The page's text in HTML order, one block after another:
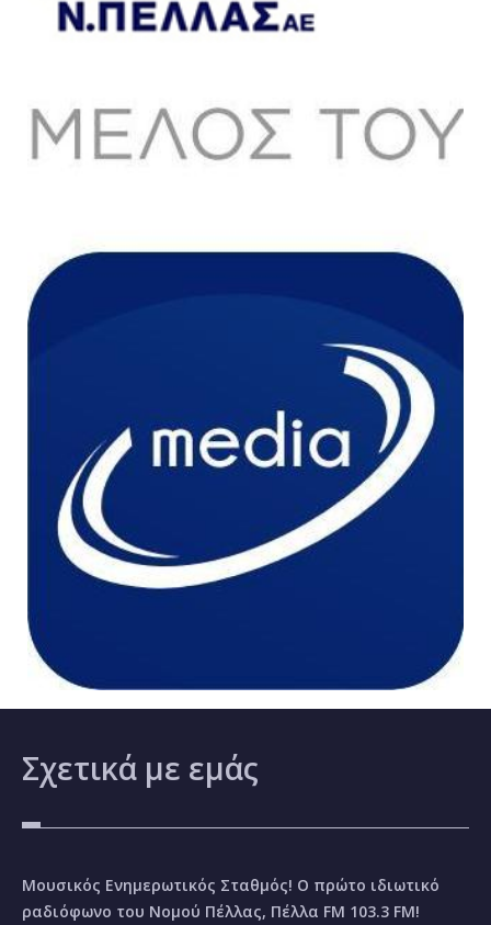
Σχετικά με εμάς
Μουσικός Ενημερωτικός Σταθμός! Ο πρώτο ιδιωτικό
ραδιόφωνο του Νομού Πέλλας, Πέλλα FM 103.3 FM!